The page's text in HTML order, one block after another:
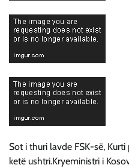
Sot i thuri lavde FSK-së,
ketë ushtri.Kryeministri i